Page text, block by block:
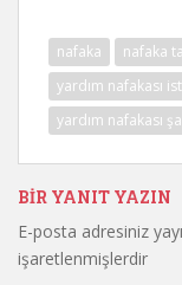
nafaka nafaka
yardım nafakası
yardım nafakası
BIR YANIT YAZIN
E-posta adresiniz
işaretlenmişlerdir